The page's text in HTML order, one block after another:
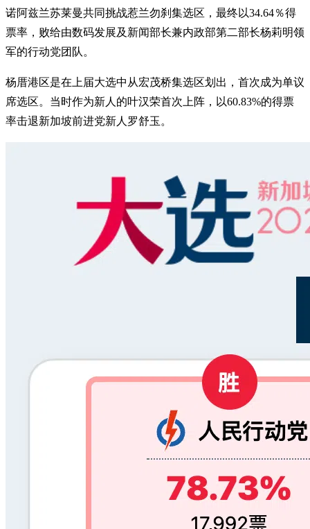
诺阿兹兰苏莱曼共同挑战惹兰勿刹集选区，最终以34.64％得
票率，败给由数码发展及新闻部长兼内政部第二部长杨莉明领
军的行动党团队。
杨厝港区是在上届大选中从宏茂桥集选区划出，首次成为单议
席选区。当时作为新人的叶汉荣首次上阵，以60.83%的得票
率击退新加坡前进党新人罗舒玉。